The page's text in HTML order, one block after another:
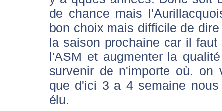
de chance mais
bon choix mais difficile de
la saison prochaine car il
l'ASM et augmenter la
survenir de n'importe où. on
que d'ici 3 a 4 semaine
élu.